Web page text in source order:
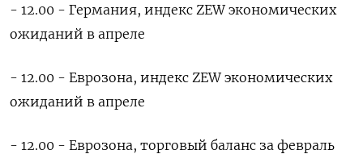
- 12.00 - Германия, индекс ZEW экономических
ожиданий в апреле
- 12.00 - Еврозона, индекс ZEW экономических
ожиданий в апреле
- 12.00 - Еврозона, торговый баланс за февраль